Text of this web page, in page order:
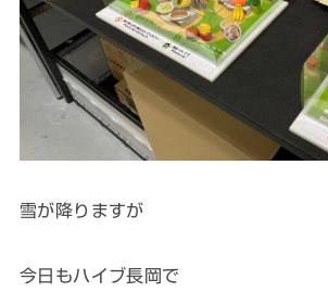
雪が降りますが
今日もハイブ長岡で